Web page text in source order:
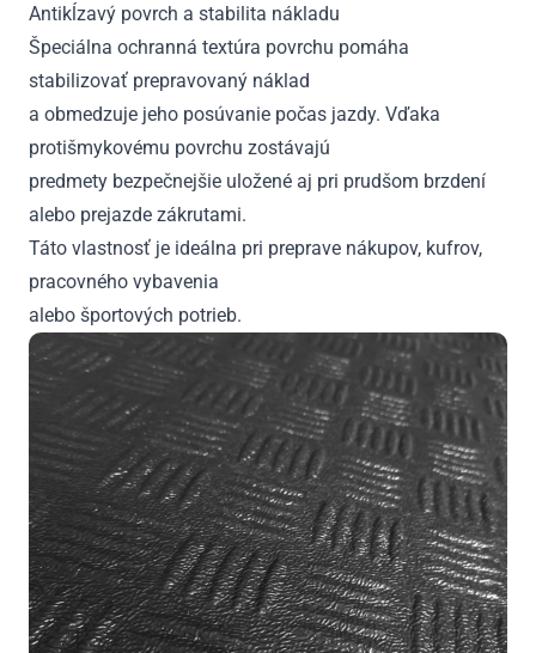
Antikĺzavý povrch a stabilita nákladu
Špeciálna ochranná textúra povrchu pomáha
stabilizovať prepravovaný náklad
a obmedzuje jeho posúvanie počas jazdy. Vďaka
protišmykovému povrchu zostávajú
predmety bezpečnejšie uložené aj pri prudšom brzdení
alebo prejazde zákrutami.
Táto vlastnosť je ideálna pri preprave nákupov, kufrov,
pracovného vybavenia
alebo športových potrieb.